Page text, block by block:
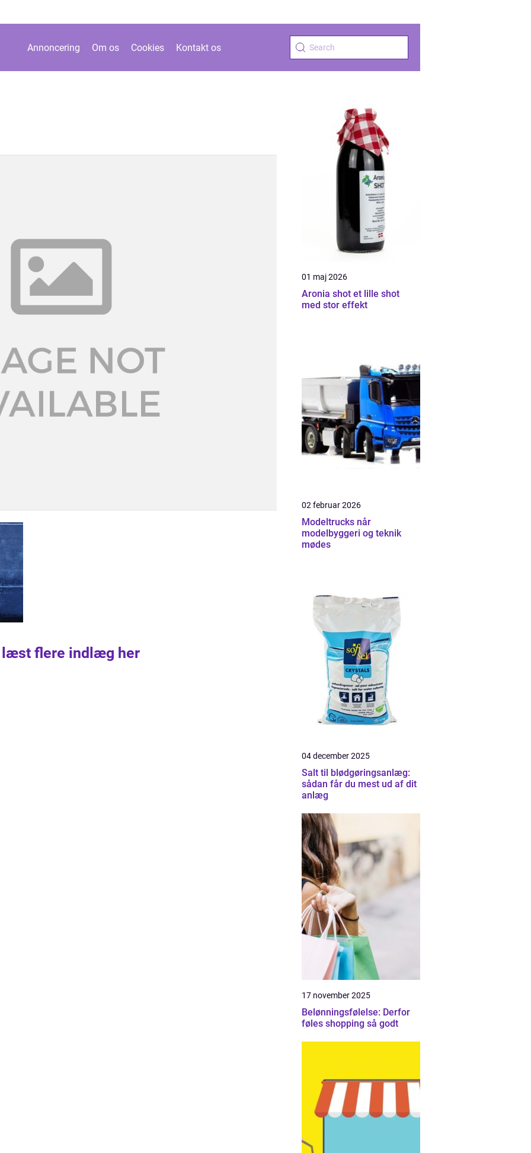
Annoncering Om os Cookies Kontakt os
læst flere indlæg her
01 maj 2026
Aronia shot et lille shot
med stor effekt
02 februar 2026
Modeltrucks når
modelbyggeri og teknik
mødes
04 december 2025
Salt til blødgøringsanlæg:
sådan får du mest ud af dit
anlæg
17 november 2025
Belønningsfølelse: Derfor
føles shopping så godt